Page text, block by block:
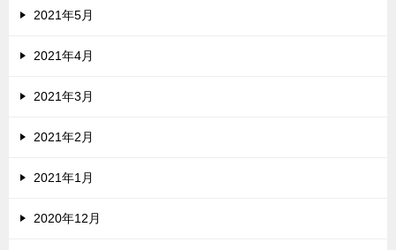
2021年5月
2021年4月
2021年3月
2021年2月
2021年1月
2020年12月